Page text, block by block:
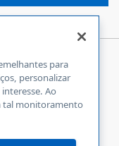
para
personalizar
Ao
tal monitoramento